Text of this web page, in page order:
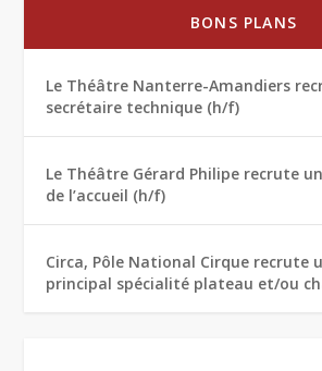
BONS PLANS
Le Théâtre Nanterre-Amandiers
secrétaire technique (h/f)
Le Théâtre Gérard Philipe recrute
de l’accueil (h/f)
Circa, Pôle National Cirque recrute
principal spécialité plateau et/ou